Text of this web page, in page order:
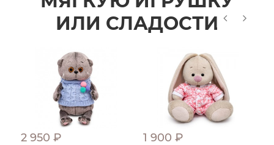
ИЛИ СЛАДОСТИ
2 950 ₽ 1 900 ₽